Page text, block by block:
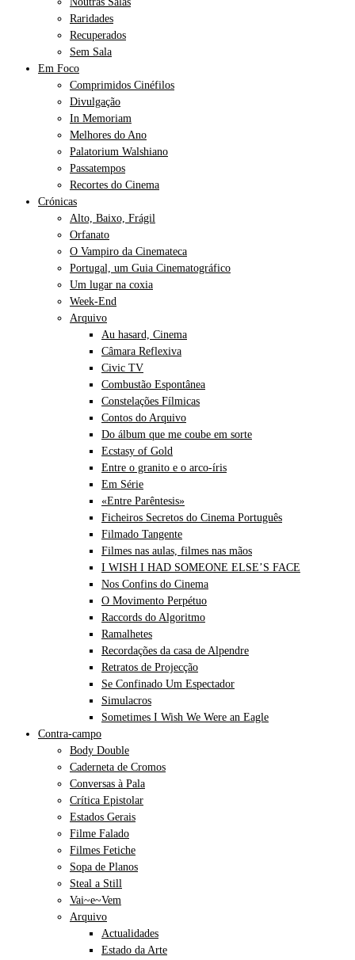
Raridades
Recuperados
Sem Sala
Em Foco
Comprimidos Cinéfilos
Divulgação
In Memoriam
Melhores do Ano
Palatorium Walshiano
Passatempos
Recortes do Cinema
Crónicas
Alto, Baixo, Frágil
Orfanato
O Vampiro da Cinemateca
Portugal, um Guia Cinematográfico
Um lugar na coxia
Week-End
Arquivo
Au hasard, Cinema
Câmara Reflexiva
Civic TV
Combustão Espontânea
Constelações Fílmicas
Contos do Arquivo
Do álbum que me coube em sorte
Ecstasy of Gold
Entre o granito e o arco-íris
Em Série
«Entre Parêntesis»
Ficheiros Secretos do Cinema Português
Filmado Tangente
Filmes nas aulas, filmes nas mãos
I WISH I HAD SOMEONE ELSE’S FACE
Nos Confins do Cinema
O Movimento Perpétuo
Raccords do Algoritmo
Ramalhetes
Recordações da casa de Alpendre
Retratos de Projecção
Se Confinado Um Espectador
Simulacros
Sometimes I Wish We Were an Eagle
Contra-campo
Body Double
Caderneta de Cromos
Conversas à Pala
Crítica Epistolar
Estados Gerais
Filme Falado
Filmes Fetiche
Sopa de Planos
Steal a Still
Vai~e~Vem
Arquivo
Actualidades
Estado da Arte